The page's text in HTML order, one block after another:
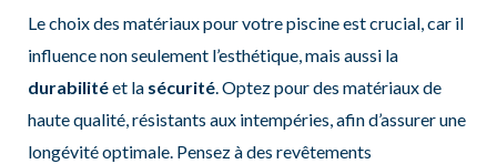
Le choix des matériaux pour votre piscine est crucial, car il
influence non seulement l’esthétique, mais aussi la
durabilitéet la sécurité. Optez pour des matériaux de
haute qualité, résistants aux intempéries, afin d’assurer une
longévité optimale. Pensez à des revêtements